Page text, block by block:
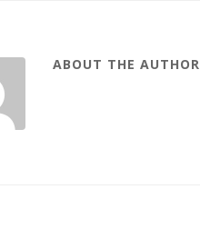
ABOUT THE AUTHOR